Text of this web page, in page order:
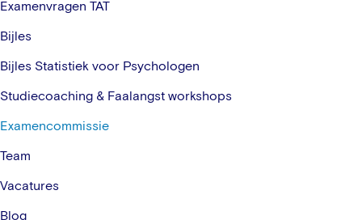
Examenvragen TAT
Bijles
Bijles Statistiek voor Psychologen
Studiecoaching & Faalangst workshops
Examencommissie
Team
Vacatures
Blog